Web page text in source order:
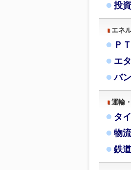
投
エネ
Ｐ
エ
バ
運輸
タ
物
鉄